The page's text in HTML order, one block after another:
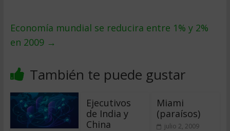
Economí­a mundial se reducira entre 1% y 2%
en 2009 →
También te puede gustar
Ejecutivos
de India y
China
Miami
(paraísos)
julio 2, 2009